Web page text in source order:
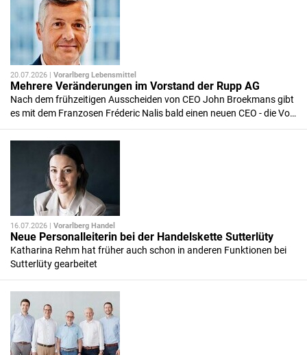
20.07.2026 | Vorarlberg Lebensmittel
Mehrere Veränderungen im Vorstand der Rupp AG
Nach dem frühzeitigen Ausscheiden von CEO John Broekmans gibt
es mit dem Franzosen Fréderic Nalis bald einen neuen CEO - die Vo…
16.07.2026 | Vorarlberg Handel
Neue Personalleiterin bei der Handelskette Sutterlüty
Katharina Rehm hat früher auch schon in anderen Funktionen bei
Sutterlüty gearbeitet